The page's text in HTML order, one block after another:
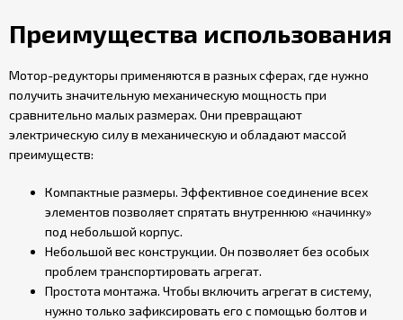
Преимущества использования
Мотор-редукторы применяются в разных сферах, где нужно
получить значительную механическую мощность при
сравнительно малых размерах. Они превращают
электрическую силу в механическую и обладают массой
преимуществ:
Компактные размеры. Эффективное соединение всех
элементов позволяет спрятать внутреннюю «начинку»
под небольшой корпус.
Небольшой вес конструкции. Он позволяет без особых
проблем транспортировать агрегат.
Простота монтажа. Чтобы включить агрегат в систему,
нужно только зафиксировать его с помощью болтов и